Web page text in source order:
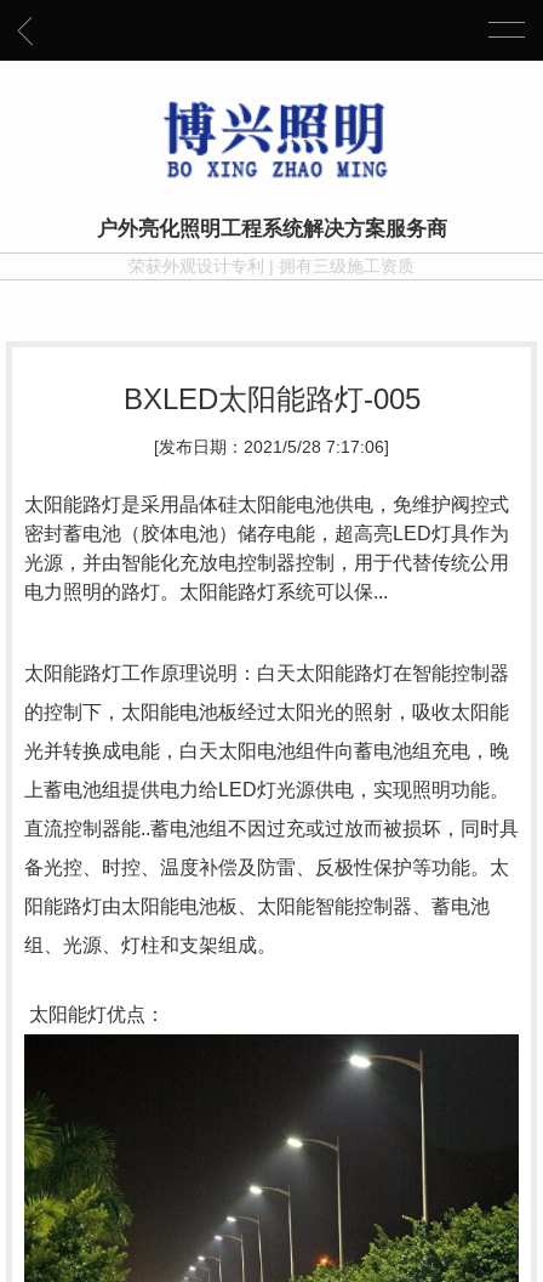
户外亮化照明工程系统解决方案服务商
荣获外观设计专利 | 拥有三级施工资质
BXLED太阳能路灯-005
[发布日期：2021/5/28 7:17:06]
太阳能路灯是采用晶体硅太阳能电池供电，免维护阀控式
密封蓄电池（胶体电池）储存电能，超高亮LED灯具作为
光源，并由智能化充放电控制器控制，用于代替传统公用
电力照明的路灯。太阳能路灯系统可以保...
太阳能路灯工作原理说明：白天太阳能路灯在智能控制器
的控制下，太阳能电池板经过太阳光的照射，吸收太阳能
光并转换成电能，白天太阳电池组件向蓄电池组充电，晚
上蓄电池组提供电力给LED灯光源供电，实现照明功能。
直流控制器能..蓄电池组不因过充或过放而被损坏，同时具
备光控、时控、温度补偿及防雷、反极性保护等功能。太
阳能路灯由太阳能电池板、太阳能智能控制器、蓄电池
组、光源、灯柱和支架组成。
太阳能灯优点：